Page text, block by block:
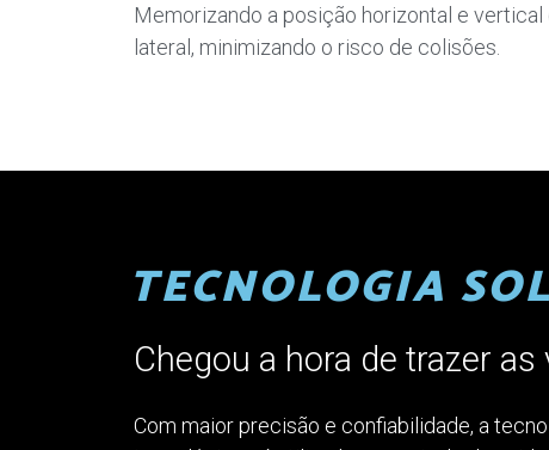
Memorizando a posição horizontal e
lateral, minimizando o risco de colisões.
TECNOLOGIA
Chegou a hora de trazer
Com maior precisão e confiabilidade, a